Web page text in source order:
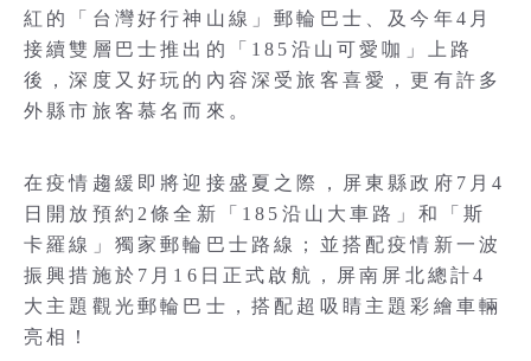
紅的「台灣好行神山線」郵輪巴士、及今年4月
接續雙層巴士推出的「185沿山可愛咖」上路
後，深度又好玩的內容深受旅客喜愛，更有許多
外縣市旅客慕名而來。
在疫情趨緩即將迎接盛夏之際，屏東縣政府7月4
日開放預約2條全新「185沿山大車路」和「斯
卡羅線」獨家郵輪巴士路線；並搭配疫情新一波
振興措施於7月16日正式啟航，屏南屏北總計4
大主題觀光郵輪巴士，搭配超吸睛主題彩繪車輛
亮相！